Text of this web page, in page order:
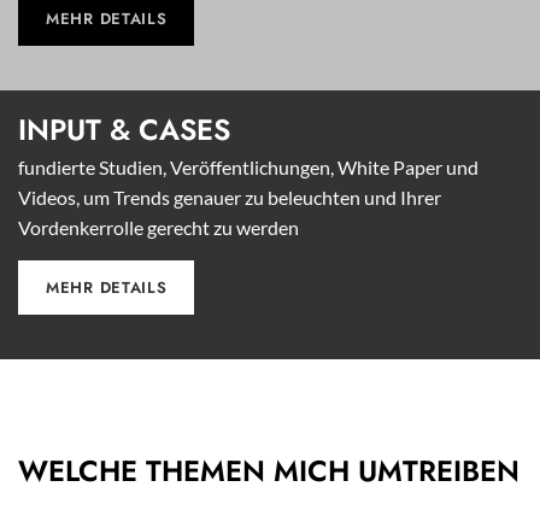
MEHR DETAILS
INPUT & CASES
fundierte Studien, Veröffentlichungen, White Paper und
Videos, um Trends genauer zu beleuchten und Ihrer
Vordenkerrolle gerecht zu werden
MEHR DETAILS
WELCHE THEMEN MICH UMTREIBEN